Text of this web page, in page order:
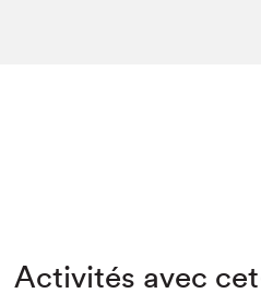
Activités avec